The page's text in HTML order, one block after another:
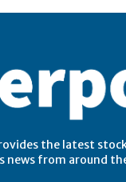
the latest
news from around